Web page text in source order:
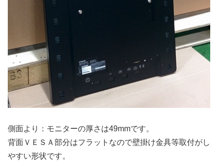
側面より：モニターの厚さは49mmです。
背面ＶＥＳＡ部分はフラットなので壁掛け金具等取付がし
やすい形状です。